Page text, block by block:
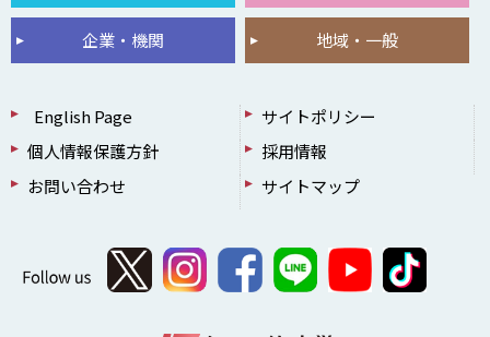
企業・機関 地域・一般
English Page
サイトポリシー
個人情報保護方針
採用情報
お問い合わせ
サイトマップ